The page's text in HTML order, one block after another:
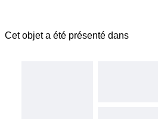
Cet objet a été présenté dans